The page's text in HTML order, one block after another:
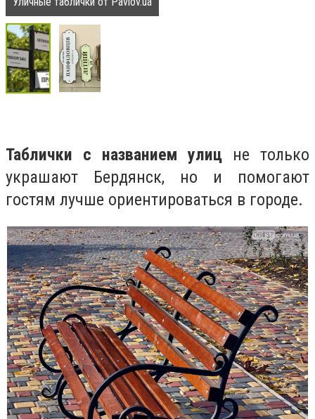
Таблички с названием улиц не только
украшают Бердянск, но и помогают
гостям лучше ориентироваться в городе.